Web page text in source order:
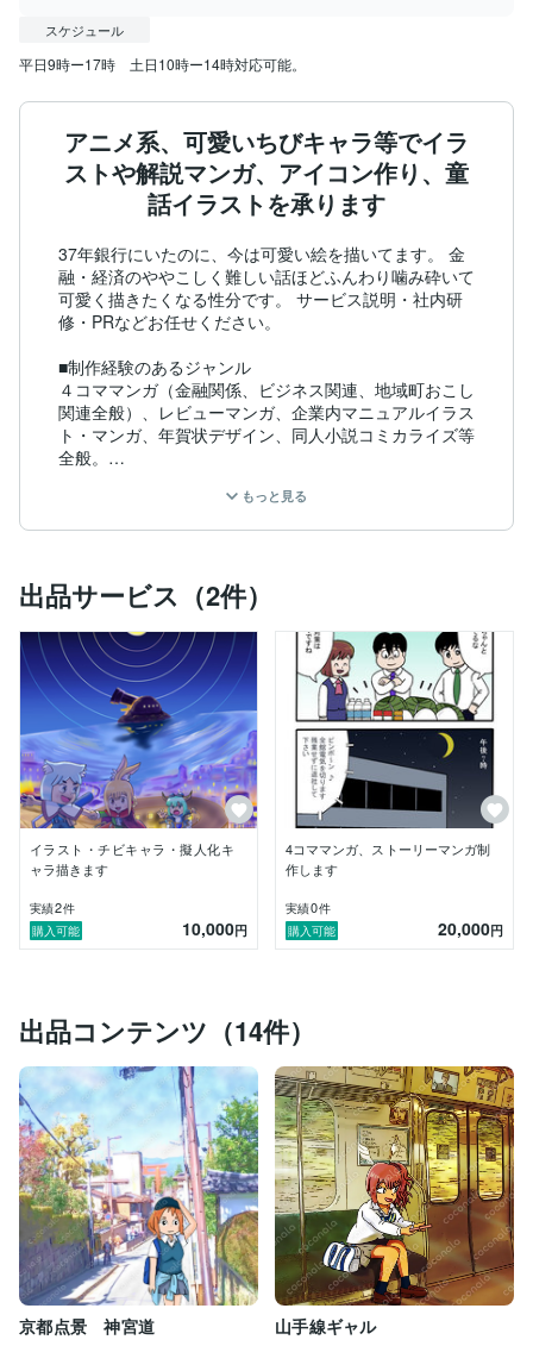
スケジュール
平日9時ー17時　土日10時ー14時対応可能。
アニメ系、可愛いちびキャラ等でイラ
ストや解説マンガ、アイコン作り、童
話イラストを承ります
37年銀行にいたのに、今は可愛い絵を描いてます。 金
融・経済のややこしく難しい話ほどふんわり噛み砕いて
可愛く描きたくなる性分です。 サービス説明・社内研
修・PRなどお任せください。
■制作経験のあるジャンル
４コママンガ（金融関係、ビジネス関連、地域町おこし
関連全般）、レビューマンガ、企業内マニュアルイラス
ト・マンガ、年賀状デザイン、同人小説コミカライズ等
全般。
元AFP
日本イベント業務管理士協会準会員
伊丹商工会議所会員
旅ペンクラブ会員
銀行員時代に業界紙ニッキンに4コマ漫画を12年連載。
2015年KFS講談社マンガ賞受賞。
■料金ご案内（目安としてお考え下さい）
●イラスト・マンガ関連
書籍webカット用・イラスト（背景無し　10ｃｍ四方以
下）
モノクロ：5,000円
１枚絵（背景有り）
web記事挿絵等　5,000円から
それより大きい絵はモノクロ・カラー、背景有り無し、
イラストの版の大きさに応じて20,000円から相談によ
り決めさせて頂きます。
●マンガ
4コママンガ（モノクロ）1本　10,000円から
4コママンガ（カラー）　1本　20,000円から
ストーリーマンガ（モノクロ）1P　20,000円から
ストーリーマンガ（カラー）　1P　30,000円から
＊プロット有りの場合　上記価格より▲5,000円
ご希望の内容によりご相談により決めさせて頂きます。
イラストやマンガの依頼が初めての方やデジタル画像に
ついてわからない方もお気軽にご相談下さい。どうぞ宜
もっと見る
出品サービス（2件）
イラスト・チビキャラ・擬人化キ
ャラ描きます
実績2件
購入可能
10,000円
4コママンガ、ストーリーマンガ制
作します
実績0件
購入可能
20,000円
出品コンテンツ（14件）
京都点景 神宮道 山手線ギャル